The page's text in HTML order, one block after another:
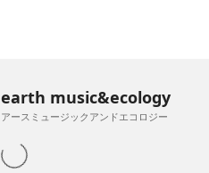
earth music&ecology
アースミュージックアンドエコロジー